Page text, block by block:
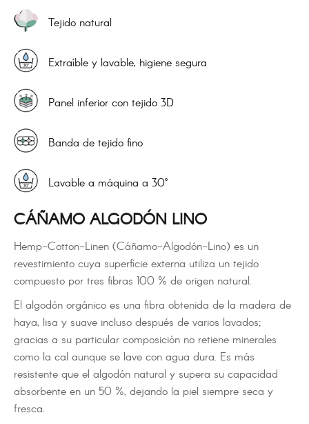
Tejido natural
Extraíble y lavable, higiene segura
Panel inferior con tejido 3D
Banda de tejido fino
Lavable a máquina a 30°
CÁÑAMO ALGODÓN LINO
Hemp-Cotton-Linen (Cáñamo-Algodón-Lino) es un
revestimiento cuya superficie externa utiliza un tejido
compuesto por tres fibras 100 % de origen natural.
El algodón orgánico es una fibra obtenida de la madera de
haya, lisa y suave incluso después de varios lavados;
gracias a su particular composición no retiene minerales
como la cal aunque se lave con agua dura. Es más
resistente que el algodón natural y supera su capacidad
absorbente en un 50 %, dejando la piel siempre seca y
fresca.